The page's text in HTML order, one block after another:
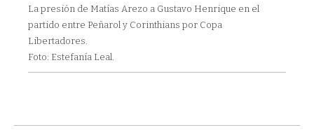
La presión de Matías Arezo a Gustavo Henrique en el
partido entre Peñarol y Corinthians por Copa
Libertadores.
Foto: Estefanía Leal.